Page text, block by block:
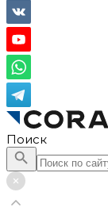
Поиск